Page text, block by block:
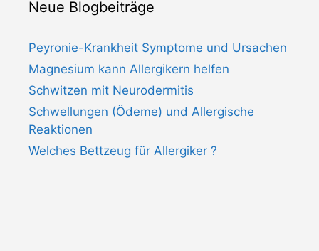
Neue Blogbeiträge
Peyronie-Krankheit Symptome und Ursachen
Magnesium kann Allergikern helfen
Schwitzen mit Neurodermitis
Schwellungen (Ödeme) und Allergische
Reaktionen
Welches Bettzeug für Allergiker ?